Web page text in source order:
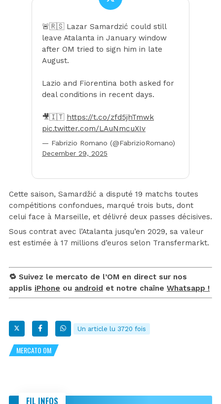
🚨🇷🇸 Lazar Samardzić could still
leave Atalanta in January window
after OM tried to sign him in late
August.
Lazio and Fiorentina both asked for
deal conditions in recent days.
🎥🇮🇹 https://t.co/zfd5jhTmwk
pic.twitter.com/LAuNmcuXIv
— Fabrizio Romano (@FabrizioRomano)
December 29, 2025
Cette saison, Samardžić a disputé 19 matchs toutes
compétitions confondues, marqué trois buts, dont
celui face à Marseille, et délivré deux passes décisives.
Sous contrat avec l’Atalanta jusqu’en 2029, sa valeur
est estimée à 17 millions d’euros selon Transfermarkt.
🔁 Suivez le mercato de l’OM en direct sur nos
applis iPhone ou android et notre chaîne Whatsapp !
Un article lu 3720 fois
MERCATO OM
FIL INFOS